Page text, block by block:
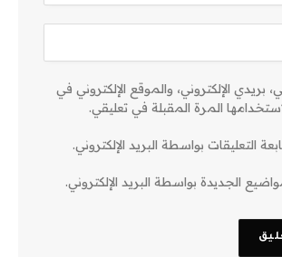
الإلكتروني، والموقع الإلكتروني في
المرة المقبلة في تعليقي.
التعليقات بواسطة البريد الإلكتروني.
الجديدة بواسطة البريد الإلكتروني.